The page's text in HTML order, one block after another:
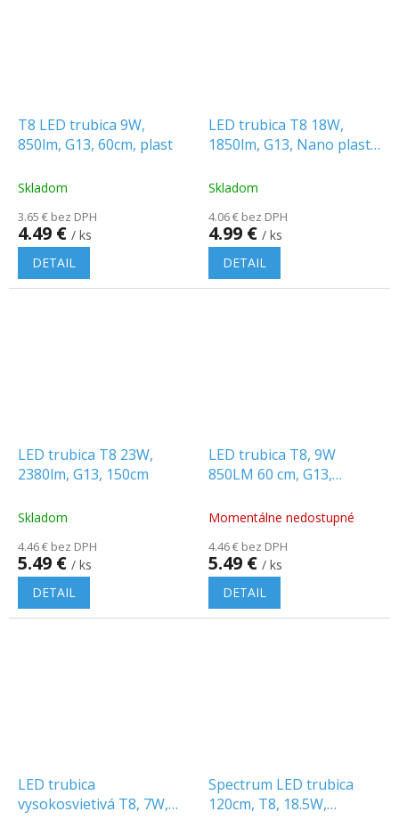
T8 LED trubica 9W,
850lm, G13, 60cm, plast
Skladom
3.65 € bez DPH
4.49 € / ks
DETAIL
LED trubica T8 18W,
1850lm, G13, Nano plast,
Skladom
4.06 € bez DPH
4.99 € / ks
DETAIL
LED trubica T8 23W,
2380lm, G13, 150cm
Skladom
4.46 € bez DPH
5.49 € / ks
DETAIL
LED trubica T8, 9W
850LM 60 cm, G13,
Momentálne nedostupné
4.46 € bez DPH
5.49 € / ks
DETAIL
LED trubica
vysokosvietivá T8, 7W,
Spectrum LED trubica
120cm, T8, 18.5W,